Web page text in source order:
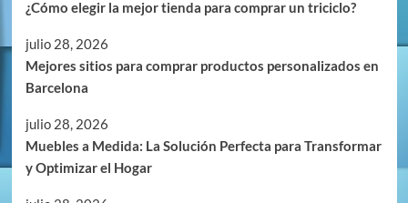
¿Cómo elegir la mejor tienda para comprar un triciclo?
julio 28, 2026
Mejores sitios para comprar productos personalizados en
Barcelona
julio 28, 2026
Muebles a Medida: La Solución Perfecta para Transformar
y Optimizar el Hogar